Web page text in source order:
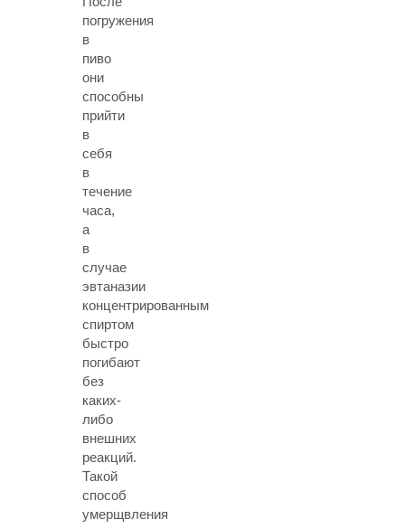
погружения
в
пиво
они
способны
прийти
в
себя
в
течение
часа,
а
в
случае
эвтаназии
концентрированным
спиртом
быстро
погибают
без
каких-
либо
внешних
реакций.
Такой
способ
умерщвления